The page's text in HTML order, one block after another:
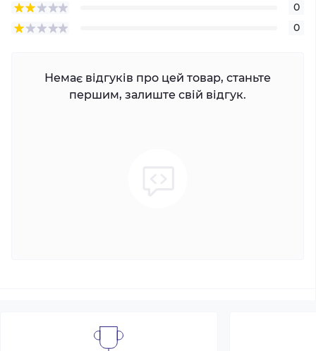
0
0
Немає відгуків про цей товар, станьте
першим, залиште свій відгук.